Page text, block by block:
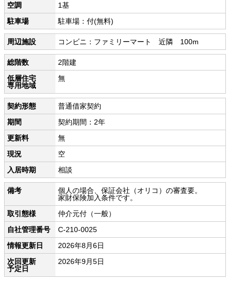
空調
1基
駐車場
駐車場：付(無料)
周辺施設 コンビニ：ファミリーマート 近隣 100m
総階数
2階建
低層住宅
専用地域
無
契約形態
普通借家契約
期間
契約期間：2年
更新料
無
現況
空
入居時期
相談
備考
個人の場合、保証会社（オリコ）の審査要。
家財保険加入条件です。
取引態様
仲介元付（一般）
自社管理番号
C-210-0025
情報更新日
2026年8月6日
次回更新
予定日
2026年9月5日